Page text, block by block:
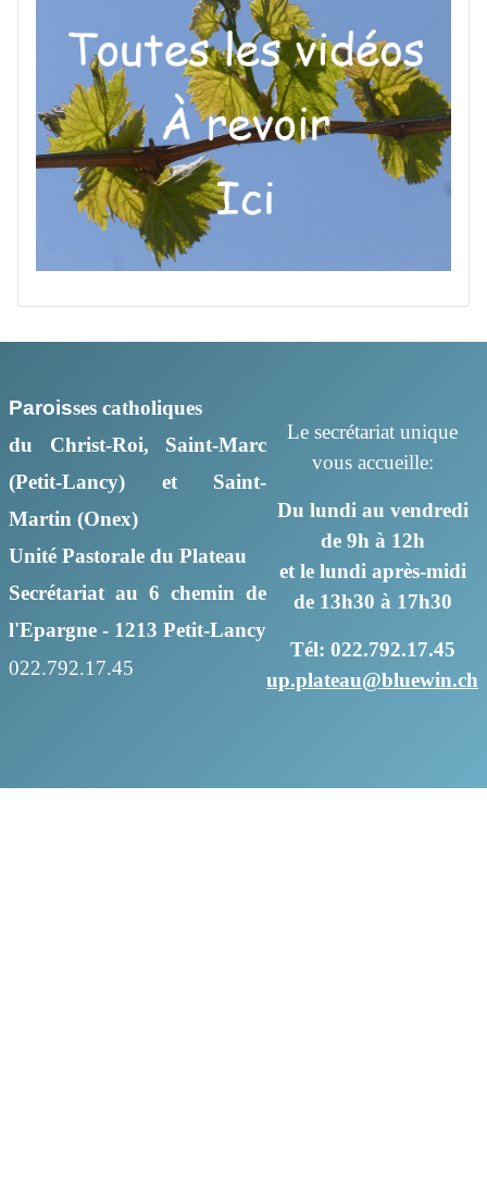
Paroisses catholiques
du Christ-Roi, Saint-Marc
(Petit-Lancy) et Saint-
Martin (Onex)
Unité Pastorale du Plateau
Secrétariat au 6 chemin de
l'Epargne - 1213 Petit-Lancy
022.792.17.45
Le secrétariat unique
vous accueille:
Du lundi au vendredi
de 9h à 12h
et le lundi après-midi
de 13h30 à 17h30
Tél: 022.792.17.45
up.plateau@bluewin.ch